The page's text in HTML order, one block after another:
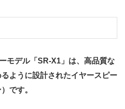
モデル「SR-X1」は、高品質な
ように設計されたイヤースピー
です。